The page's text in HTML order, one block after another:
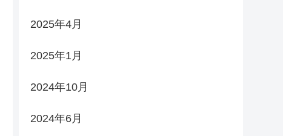
2025年4月
2025年1月
2024年10月
2024年6月